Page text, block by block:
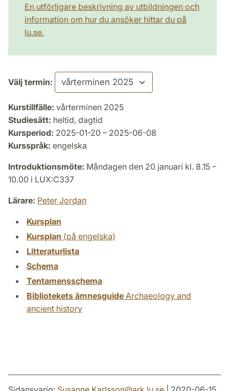
En utförligare beskrivning av utbildningen och
information om hur du ansöker hittar du på
lu.se.
Välj termin:
Kurstillfälle: vårterminen 2025
Studiesätt: heltid, dagtid
Kursperiod: 2025-01-20 – 2025-06-08
Kursspråk: engelska
Introduktionsmöte: Måndagen den 20 januari kl. 8.15 –
10.00 i LUX:C337
Lärare: Peter Jordan
Kursplan
Kursplan (på engelska)
Litteraturlista
Schema
Tentamensschema
Bibliotekets ämnesguide Archaeology and
ancient history